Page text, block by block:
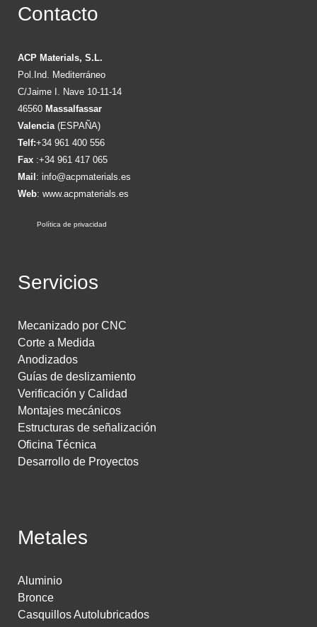
Contacto
ACP Materials, S.L.
Pol.Ind. Mediterráneo
C/Jaime I. Nave 10-11-14
46560 Massalfassar
Valencia(ESPAÑA)
Telf:+34 961 400 556
Fax :+34 961 417 065
Mail : info@acpmaterials.es
Web: www.acpmaterials.es
Política de privacidad
Servicios
Mecanizado por CNC
Corte a Medida
Anodizados
Guías de deslizamiento
Verificación y Calidad
Montajes mecánicos
Estructuras de señalización
Oficina Técnica
Desarrollo de Proyectos
Metales
Aluminio
Bronce
Casquillos Autolubricados